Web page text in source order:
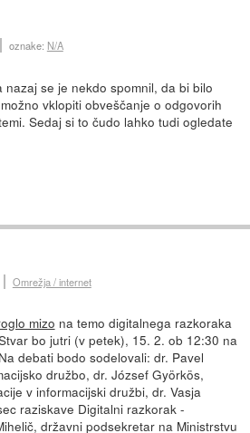
oznake: N/A
nazaj se je nekdo spomnil, da bi bilo
vklopiti obveščanje o odgovorih
Sedaj si to čudo lahko tudi ogledate
Omrežja / internet
mizo na temo digitalnega razkoraka
bo jutri (v petek), 15. 2. ob 12:30 na
debati bodo sodelovali: dr. Pavel
družbo, dr. József Györkös,
v informacijski družbi, dr. Vasja
raziskave Digitalni razkorak -
državni podsekretar na Ministrstvu